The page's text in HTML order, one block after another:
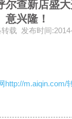
尔查新店盛
意兴隆！
载 发布时间
http://m.aiqin.com/